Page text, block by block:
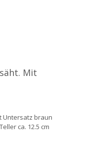
Mit
Untersatz braun
ca. 12.5 cm